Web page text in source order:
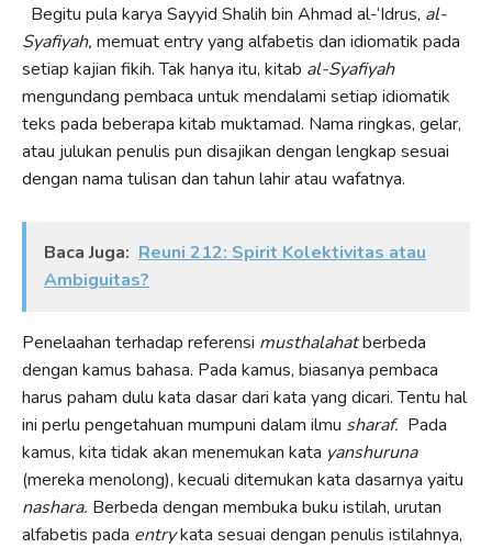
Begitu pula karya Sayyid Shalih bin Ahmad al-‘Idrus, al-
Syafiyah, memuat entry yang alfabetis dan idiomatik pada
setiap kajian fikih. Tak hanya itu, kitab al-Syafiyah
mengundang pembaca untuk mendalami setiap idiomatik
teks pada beberapa kitab muktamad. Nama ringkas, gelar,
atau julukan penulis pun disajikan dengan lengkap sesuai
dengan nama tulisan dan tahun lahir atau wafatnya.
Baca Juga: Reuni 212: Spirit Kolektivitas atau
Ambiguitas?
Penelaahan terhadap referensi musthalahatberbeda
dengan kamus bahasa. Pada kamus, biasanya pembaca
harus paham dulu kata dasar dari kata yang dicari. Tentu hal
ini perlu pengetahuan mumpuni dalam ilmu sharaf. Pada
kamus, kita tidak akan menemukan kata yanshuruna
(mereka menolong), kecuali ditemukan kata dasarnya yaitu
nashara. Berbeda dengan membuka buku istilah, urutan
alfabetis pada entrykata sesuai dengan penulis istilahnya,